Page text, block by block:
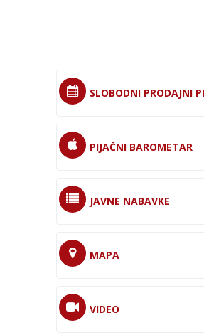
SLOBODNI PRODAJNI
PIJAČNI BAROMETAR
JAVNE NABAVKE
MAPA
VIDEO